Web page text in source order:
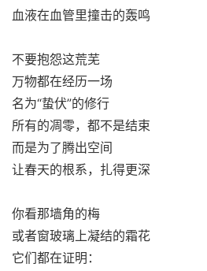
血液在血管里撞击的轰鸣
不要抱怨这荒芜
万物都在经历一场
名为“蛰伏”的修行
所有的凋零，都不是结束
而是为了腾出空间
让春天的根系，扎得更深
你看那墙角的梅
或者窗玻璃上凝结的霜花
它们都在证明：